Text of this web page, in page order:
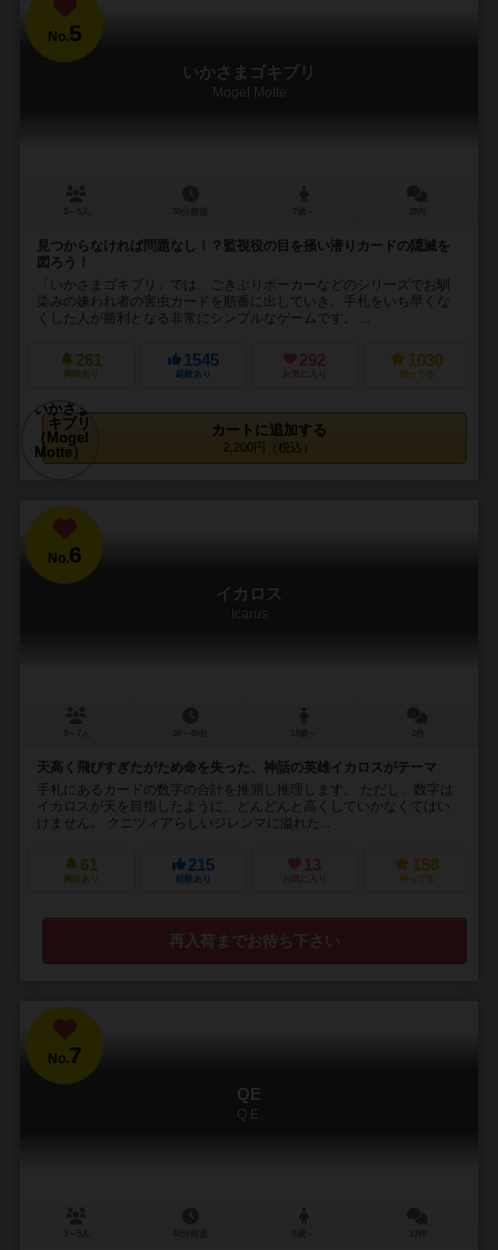
No.5
いかさまゴキブリ
Mogel Motte
見つからなければ問題なし！？監視役の目を掻い潜りカードの隠滅を
図ろう！
「いかさまゴキブリ」では、ごきぶりポーカーなどのシリーズでお馴
染みの嫌われ者の害虫カードを順番に出していき、手札をいち早くな
くした人が勝利となる非常にシンプルなゲームです。 ...
261
興味あり
1545
経験あり
292
お気に入り
1030
持ってる
カートに追加する
2,200円（税込）
No.6
イカロス
Icarus
天高く飛びすぎたがため命を失った、神話の英雄イカロスがテーマ
手札にあるカードの数字の合計を推測し推理します。 ただし、数字は
イカロスが天を目指したように、どんどんと高くしていかなくてはい
けません。 クニツィアらしいジレンマに溢れた...
61
興味あり
215
経験あり
13
お気に入り
158
持ってる
再入荷までお待ち下さい
No.7
QE
Q.E.